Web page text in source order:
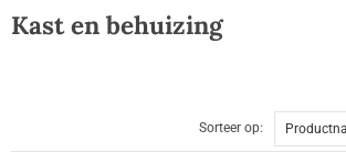
Kast en behuizing
Sorteer op: